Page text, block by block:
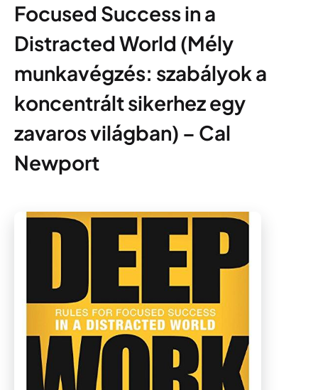
Focused Success in a
Distracted World (Mély
munkavégzés: szabályok a
koncentrált sikerhez egy
zavaros világban) – Cal
Newport